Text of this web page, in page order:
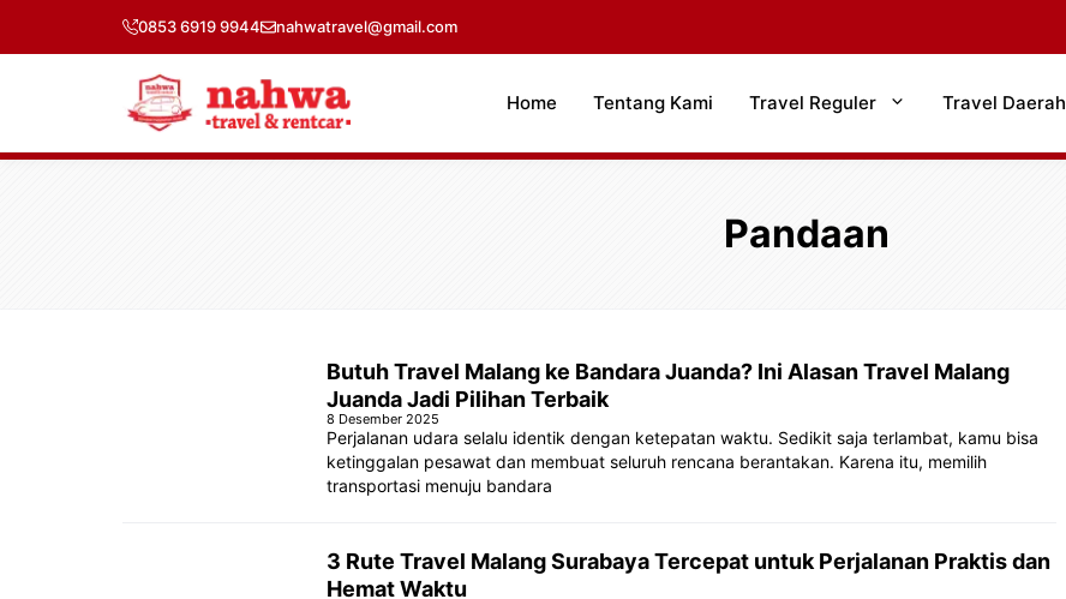
0853 6919 9944 nahwatravel@gmail.com
Home Tentang Kami Travel Reguler Travel Daerah
Pandaan
Butuh Travel Malang ke Bandara Juanda? Ini Alasan Travel Malang
Juanda Jadi Pilihan Terbaik
8 Desember 2025
Perjalanan udara selalu identik dengan ketepatan waktu. Sedikit saja terlambat, kamu bisa
ketinggalan pesawat dan membuat seluruh rencana berantakan. Karena itu, memilih
transportasi menuju bandara
3 Rute Travel Malang Surabaya Tercepat untuk Perjalanan Praktis dan
Hemat Waktu